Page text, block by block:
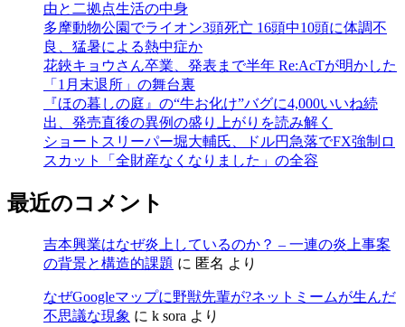
由と二拠点生活の中身
多摩動物公園でライオン3頭死亡 16頭中10頭に体調不
良、猛暑による熱中症か
花鋏キョウさん卒業、発表まで半年 Re:AcTが明かした
「1月末退所」の舞台裏
『ほの暮しの庭』の“牛お化け”バグに4,000いいね続
出、発売直後の異例の盛り上がりを読み解く
ショートスリーパー堀大輔氏、ドル円急落でFX強制ロ
スカット「全財産なくなりました」の全容
最近のコメント
吉本興業はなぜ炎上しているのか？ – 一連の炎上事案
の背景と構造的課題 に 匿名 より
なぜGoogleマップに野獣先輩が?ネットミームが生んだ
不思議な現象 に k sora より